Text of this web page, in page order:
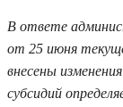
В ответе
от 25 июня
внесены
субсидий